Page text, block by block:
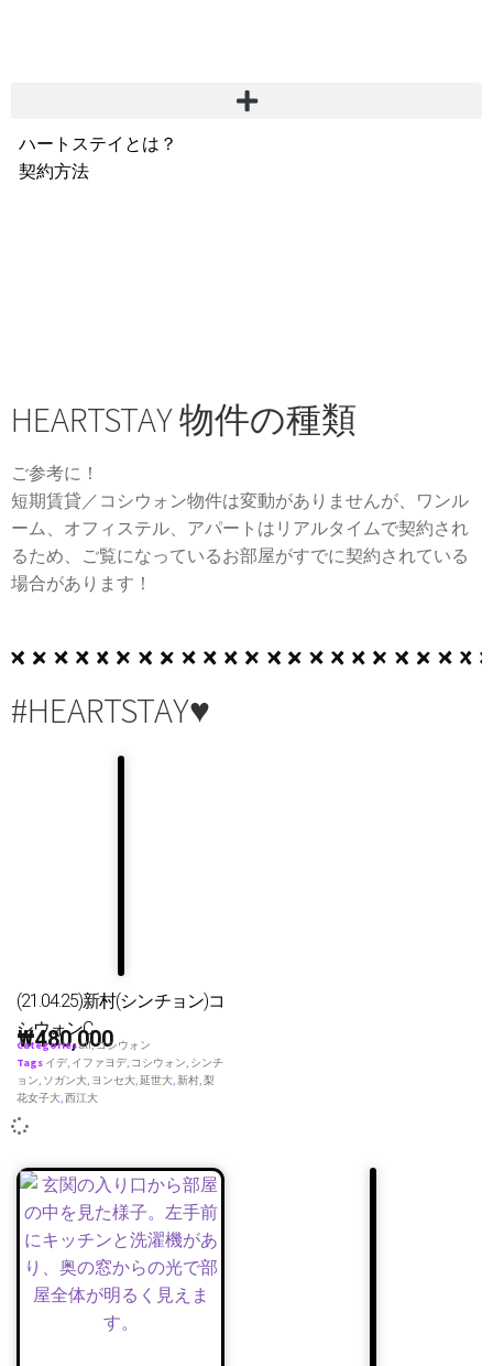
ハートステイとは？
契約方法
HEARTSTAY 物件の種類
ご参考に！
短期賃貸／コシウォン物件は変動がありませんが、ワンル
ーム、オフィステル、アパートはリアルタイムで契約され
るため、ご覧になっているお部屋がすでに契約されている
場合があります！
#HEARTSTAY♥
(21.04.25)新村(シンチョン)コ
シウォンC
₩480,000
Categoriesall,コシウォン
Tags イデ, イファヨデ, コシウォン, シンチ
ョン, ソガン大, ヨンセ大,延世大,新村,梨
花女子大,西江大